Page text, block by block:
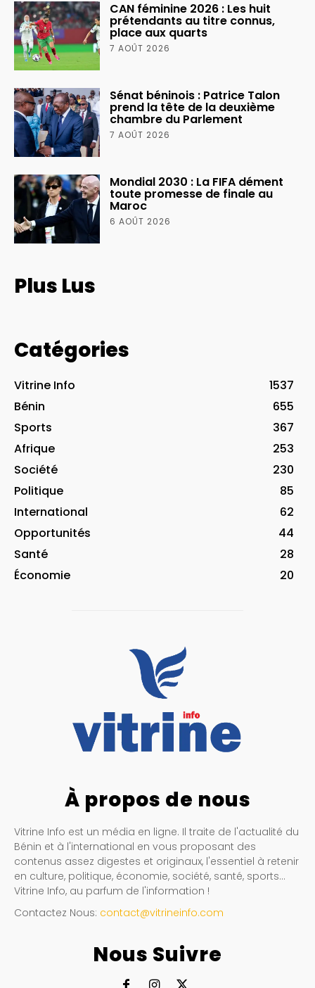
CAN féminine 2026 : Les huit
prétendants au titre connus,
place aux quarts
7 AOÛT 2026
Sénat béninois : Patrice Talon
prend la tête de la deuxième
chambre du Parlement
7 AOÛT 2026
Mondial 2030 : La FIFA dément
toute promesse de finale au
Maroc
6 AOÛT 2026
Plus Lus
Catégories
Vitrine Info
1537
Bénin
655
Sports
367
Afrique
253
Société
230
Politique
85
International
62
Opportunités
44
Santé
28
Économie
20
À propos de nous
Vitrine Info est un média en ligne. Il traite de l'actualité du
Bénin et à l'international en vous proposant des
contenus assez digestes et originaux, l'essentiel à retenir
en culture, politique, économie, société, santé, sports…
Vitrine Info, au parfum de l'information !
Contactez Nous: contact@vitrineinfo.com
Nous Suivre